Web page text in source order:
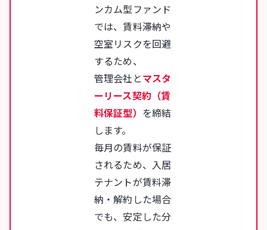
ンカム型ファンド
では、賃料滞納や
空室リスクを回避
するため、
管理会社とマスタ
ーリース契約（賃
料保証型） を締結
します。
毎月の賃料が保証
されるため、入居
テナントが賃料滞
納・解約した場合
でも、安定した分